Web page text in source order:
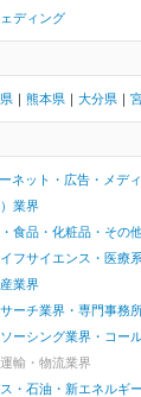
ディング
熊本県 大分県
ネット・広告・メデ
業界
食品・化粧品・その
フサイエンス・医療
業界
ーチ業界・専門事務
ーシング業界・コー
運輸・物流業界
・石油・新エネルギ